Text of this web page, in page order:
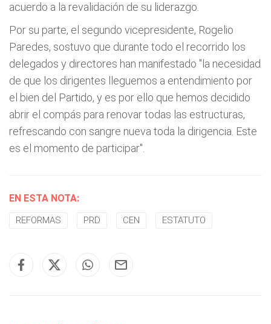
acuerdo a la revalidación de su liderazgo.
Por su parte, el segundo vicepresidente, Rogelio
Paredes, sostuvo que durante todo el recorrido los
delegados y directores han manifestado "la necesidad
de que los dirigentes lleguemos a entendimiento por
el bien del Partido, y es por ello que hemos decidido
abrir el compás para renovar todas las estructuras,
refrescando con sangre nueva toda la dirigencia. Este
es el momento de participar".
EN ESTA NOTA:
REFORMAS PRD CEN ESTATUTO